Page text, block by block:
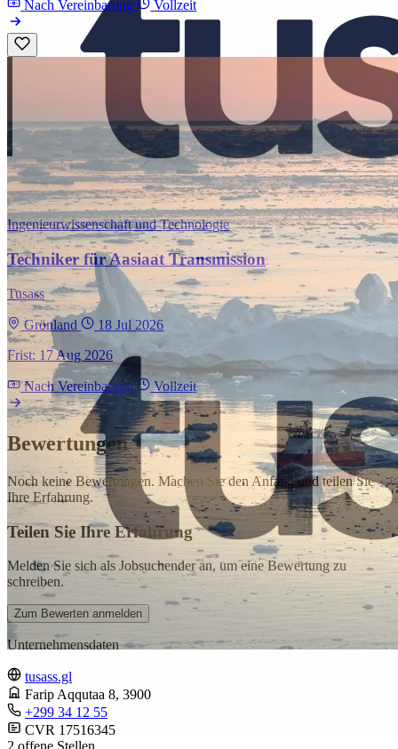
Nach Vereinbarung Vollzeit
Ingenieurwissenschaft und Technologie
Techniker für Aasiaat Transmission
Tusass
Grönland
18 Jul 2026
Frist: 17 Aug 2026
Nach Vereinbarung Vollzeit
Bewertungen
Noch keine Bewertungen. Machen Sie den Anfang und teilen Sie
Ihre Erfahrung.
Teilen Sie Ihre Erfahrung
Melden Sie sich als Jobsuchender an, um eine Bewertung zu
schreiben.
Zum Bewerten anmelden
Unternehmensdaten
tusass.gl
Farip Aqqutaa 8, 3900
+299 34 12 55
CVR 17516345